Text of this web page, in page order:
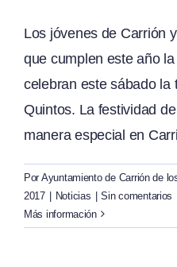
Los jóvenes de Carrión
que cumplen este año
celebran este sábado la
Quintos. La festividad
manera especial en
Por Ayuntamiento de Carrión de
2017 | Noticias | Sin comentarios
Más información